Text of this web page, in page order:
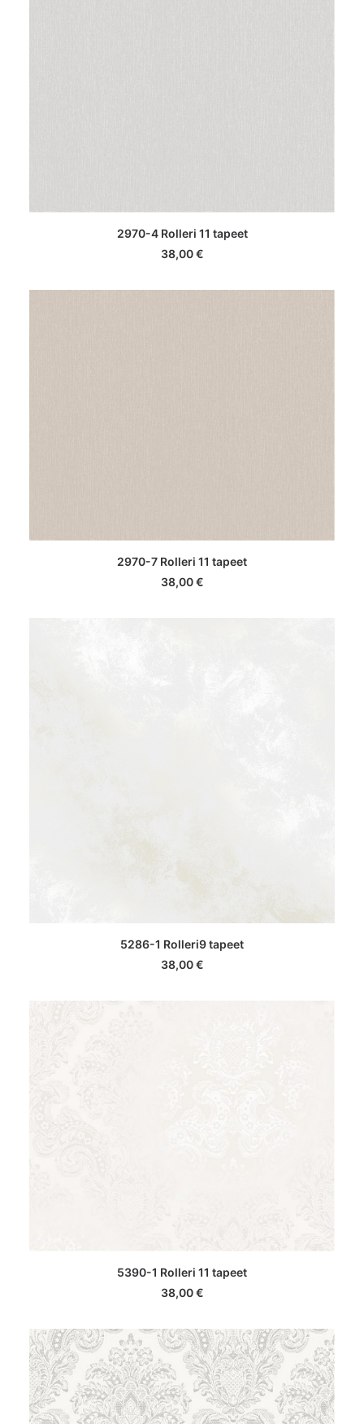
LISA KORVI
2970-4 Rolleri 11 tapeet
38,00€
LISA KORVI
2970-7 Rolleri 11 tapeet
38,00€
LISA KORVI
5286-1 Rolleri9 tapeet
38,00€
LISA KORVI
5390-1 Rolleri 11 tapeet
38,00€